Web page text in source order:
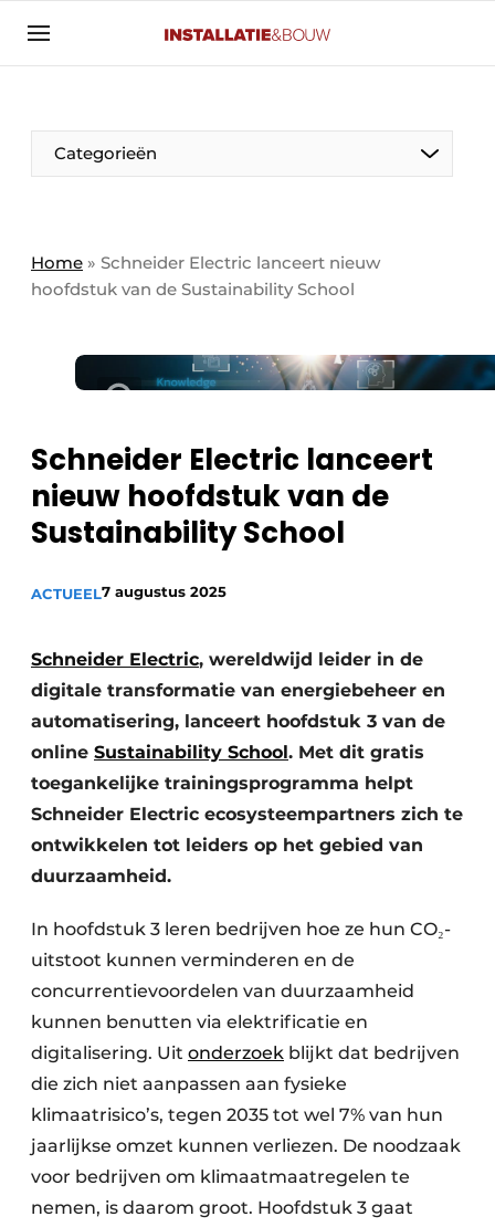
Aanmelden
Banner overzicht
BedrijvenAanmeldenBedankt voor de aanmelding
Contact
Evenement aanmelden
Meest gelezen
Podcasts
Privacy / Cookie statement
Vacature aanmelden
Video’s
Categorieën
Panelgesprek
HVAC
Sanitair
Brandbeveiliging
Ventilatie
Warmtepompen
Home » Schneider Electric lanceert nieuw
hoofdstuk van de Sustainability School ​
Schneider Electric lanceert
nieuw hoofdstuk van de
Sustainability School ​
ACTUEEL7 augustus 2025
Schneider Electric, wereldwijd leider in de
digitale transformatie van energiebeheer en
automatisering, lanceert hoofdstuk 3 van de
online Sustainability School. Met dit gratis
toegankelijke trainingsprogramma helpt
Schneider Electric ecosysteempartners zich te
ontwikkelen tot leiders op het gebied van
duurzaamheid. ​
In hoofdstuk 3 leren bedrijven hoe ze hun CO₂-
uitstoot kunnen verminderen en de
concurrentievoordelen van duurzaamheid
kunnen benutten via elektrificatie en
digitalisering. Uit onderzoek blijkt dat bedrijven
die zich niet aanpassen aan fysieke
klimaatrisico’s, tegen 2035 tot wel 7% van hun
jaarlijkse omzet kunnen verliezen. De noodzaak
voor bedrijven om klimaatmaatregelen te
nemen, is daarom groot. Hoofdstuk 3 gaat